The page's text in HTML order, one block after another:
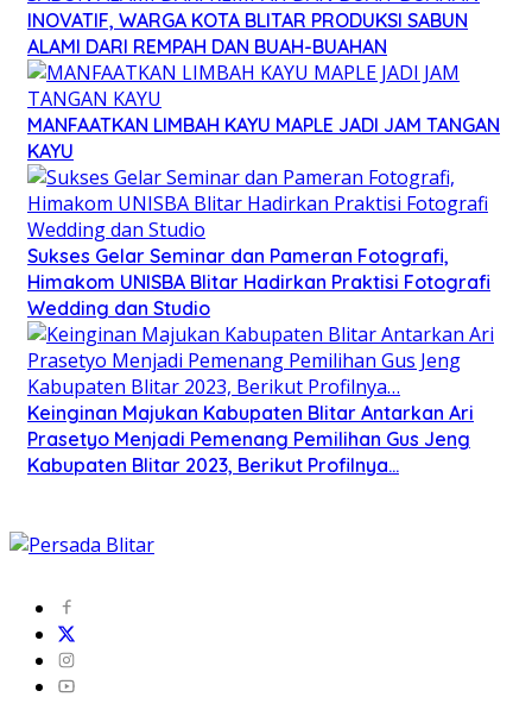
INOVATIF, WARGA KOTA BLITAR PRODUKSI SABUN
ALAMI DARI REMPAH DAN BUAH-BUAHAN
MANFAATKAN LIMBAH KAYU MAPLE JADI JAM TANGAN
KAYU
Sukses Gelar Seminar dan Pameran Fotografi,
Himakom UNISBA Blitar Hadirkan Praktisi Fotografi
Wedding dan Studio
Keinginan Majukan Kabupaten Blitar Antarkan Ari
Prasetyo Menjadi Pemenang Pemilihan Gus Jeng
Kabupaten Blitar 2023, Berikut Profilnya…